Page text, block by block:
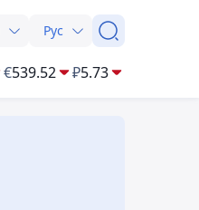
Рус
€539.52 ₽5.73